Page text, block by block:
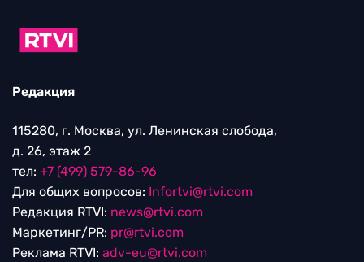
Редакция
115280, г. Москва, ул. Ленинская слобода,
д. 26, этаж 2
тел: +7 (499) 579-86-96
Для общих вопросов: Infortvi@rtvi.com
Редакция RTVI: news@rtvi.com
Маркетинг/PR: pr@rtvi.com
Реклама RTVI: adv-eu@rtvi.com